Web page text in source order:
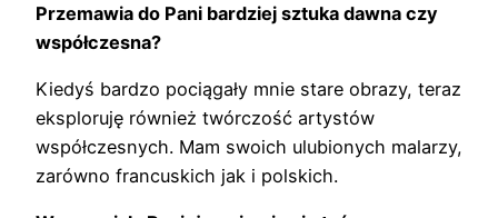
Przemawia do Pani bardziej sztuka dawna czy
współczesna?
Kiedyś bardzo pociągały mnie stare obrazy, teraz
eksploruję również twórczość artystów
współczesnych. Mam swoich ulubionych malarzy,
zarówno francuskich jak i polskich.